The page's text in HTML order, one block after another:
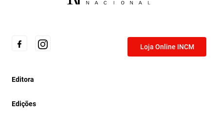
Loja Online INCM
Editora
Edições